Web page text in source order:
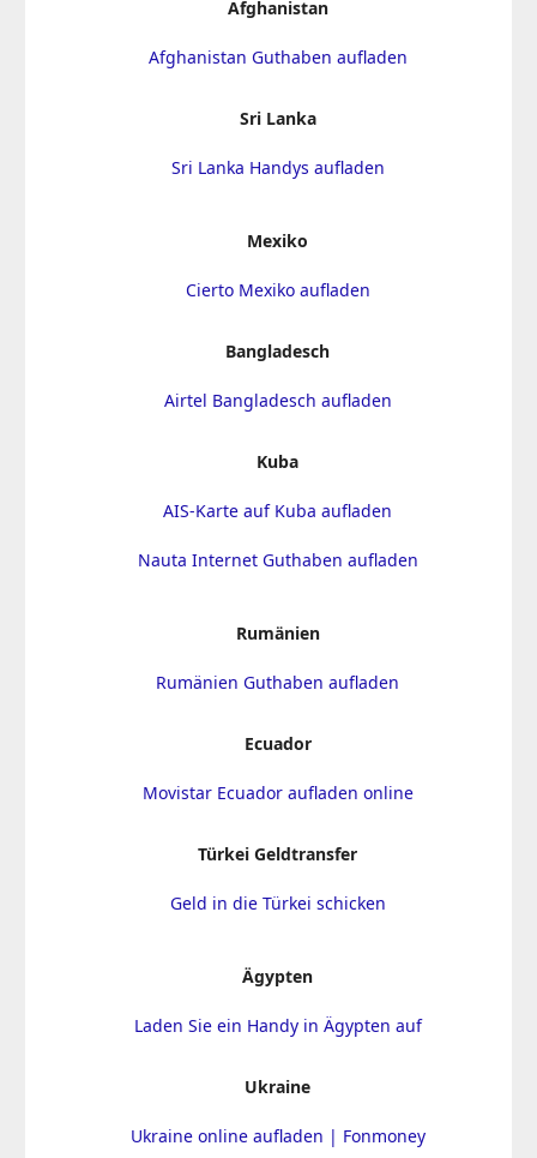
Afghanistan
Afghanistan Guthaben aufladen
Sri Lanka
Sri Lanka Handys aufladen
Mexiko
Cierto Mexiko aufladen
Bangladesch
Airtel Bangladesch aufladen
Kuba
AIS-Karte auf Kuba aufladen
Nauta Internet Guthaben aufladen
Rumänien
Rumänien Guthaben aufladen
Ecuador
Movistar Ecuador aufladen online
Türkei Geldtransfer
Geld in die Türkei schicken
Ägypten
Laden Sie ein Handy in Ägypten auf
Ukraine
Ukraine online aufladen | Fonmoney